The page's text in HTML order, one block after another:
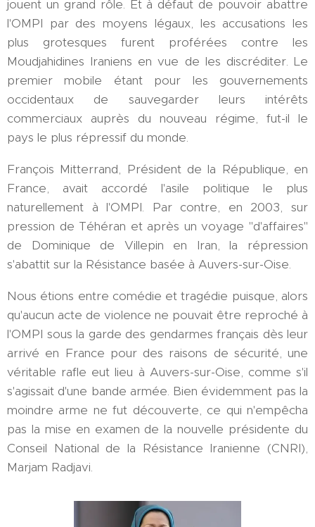
jouent un grand rôle. Et à défaut de pouvoir abattre
l'OMPI par des moyens légaux, les accusations les
plus grotesques furent proférées contre les
Moudjahidines Iraniens en vue de les discréditer. Le
premier mobile étant pour les gouvernements
occidentaux de sauvegarder leurs intérêts
commerciaux auprès du nouveau régime, fut-il le
pays le plus répressif du monde.
François Mitterrand, Président de la République, en
France, avait accordé l'asile politique le plus
naturellement à l'OMPI. Par contre, en 2003, sur
pression de Téhéran et après un voyage "d'affaires"
de Dominique de Villepin en Iran, la répression
s'abattit sur la Résistance basée à Auvers-sur-Oise.
Nous étions entre comédie et tragédie puisque, alors
qu'aucun acte de violence ne pouvait être reproché à
l'OMPI sous la garde des gendarmes français dès leur
arrivé en France pour des raisons de sécurité, une
véritable rafle eut lieu à Auvers-sur-Oise, comme s'il
s'agissait d'une bande armée. Bien évidemment pas la
moindre arme ne fut découverte, ce qui n'empêcha
pas la mise en examen de la nouvelle présidente du
Conseil National de la Résistance Iranienne (CNRI),
Marjam Radjavi.